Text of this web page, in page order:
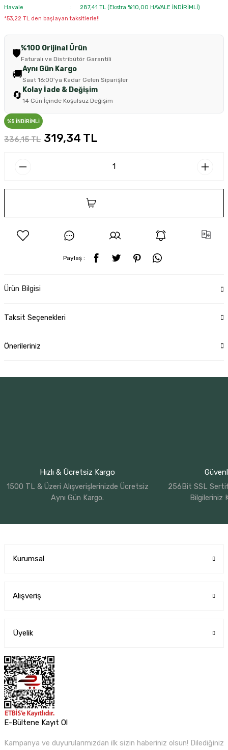
Havale
287,41 TL (Ekstra %10,00 HAVALE İNDİRİMLİ)
*53,22 TL den başlayan taksitlerle!!
🛡️%100 Orijinal Ürün
Faturalı ve Distribütör Garantili
🚚Aynı Gün Kargo
Saat 16:00'ya Kadar Gelen Siparişler
🔄 Kolay İade & Değişim
14 Gün İçinde Koşulsuz Değişim
%5 İNDİRİMLİ
336,15 TL 319,34 TL
Paylaş :
Ürün Bilgisi
Taksit Seçenekleri
Önerileriniz
Hızlı & Ücretsiz Kargo
1500 TL & Üzeri Alışverişlerinizde Ücretsiz
Aynı Gün Kargo.
256Bit SSL
Bilgileriniz
Kurumsal
Alışveriş
Üyelik
E-Bültene Kayıt Ol
Kampanya ve duyurularımızdan ilk sizin haberiniz olsun! Dilediğiniz